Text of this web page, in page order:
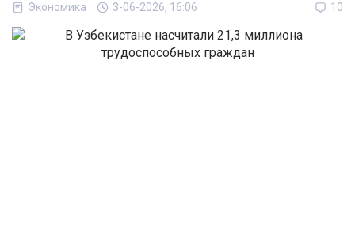
Экономика 3-06-2026, 16:06 10